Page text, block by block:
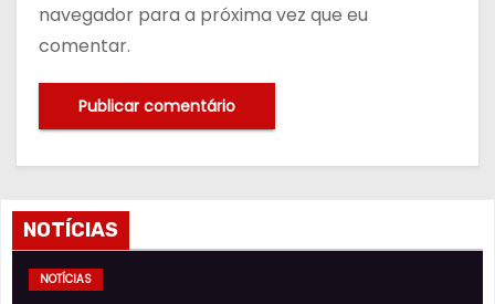
navegador para a próxima vez que eu
comentar.
NOTÍCIAS
NOTÍCIAS